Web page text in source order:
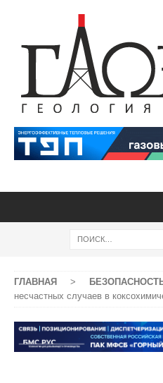
ГЛАВНАЯ >
несчастных случаев в